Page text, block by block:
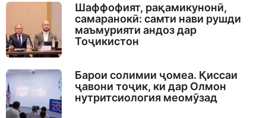
Шаффофият, рақамикунонӣ,
самаранокӣ: самти нави рушди
маъмурияти андоз дар
Тоҷикистон
Барои солимии ҷомеа. Қиссаи
ҷавони тоҷик, ки дар Олмон
нутритсиология меомӯзад